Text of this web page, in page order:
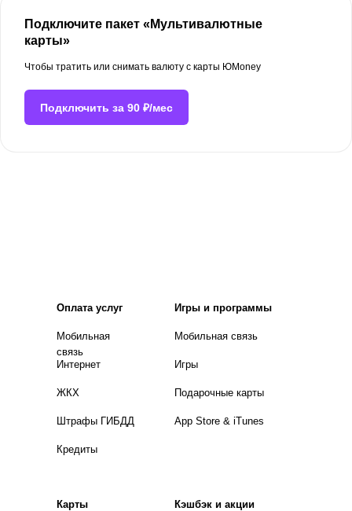
Подключите пакет «Мультивалютные
карты»
Чтобы тратить или снимать валюту с карты ЮMoney
Подключить за 90 ₽/мес
Карты Кэшбэк и акции
Игры и программы
Мобильная связь
Игры
Подарочные карты
App Store & iTunes
Кредиты
Штрафы ГИБДД
ЖКХ
Интернет
Мобильная
связь
Оплата услуг